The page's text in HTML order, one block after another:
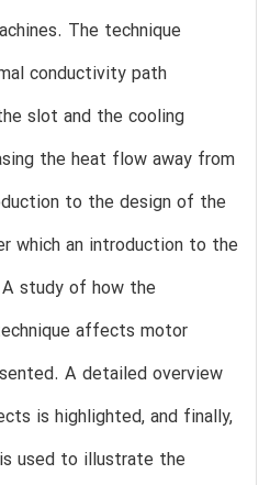
The technique
conductivity path
slot and the cooling
the heat flow away from
to the design of the
which an introduction to the
study of how the
affects motor
A detailed overview
is highlighted, and finally,
used to illustrate the